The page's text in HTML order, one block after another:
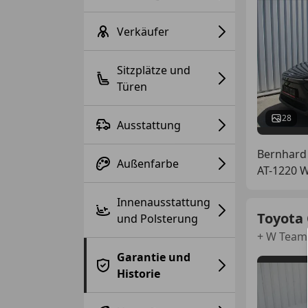
Verkäufer
Sitzplätze und
Türen
Ausstattung
Außenfarbe
Innenausstattung
und Polsterung
Garantie und
Historie
28
AT-1220
Toyota
+ W